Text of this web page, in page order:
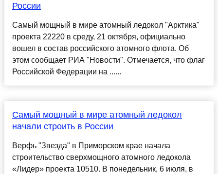
России
Самый мощный в мире атомный ледокол "Арктика"
проекта 22220 в среду, 21 октября, официально
вошел в состав российского атомного флота. Об
этом сообщает РИА "Новости". Отмечается, что флаг
Российской Федерации на ......
Самый мощный в мире атомный ледокол
начали строить в России
Верфь "Звезда" в Приморском крае начала
строительство сверхмощного атомного ледокола
«Лидер» проекта 10510. В понедельник, 6 июля, в